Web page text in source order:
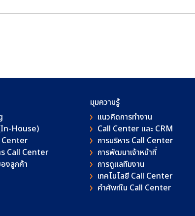
House)
Center
ร Call Center
งลูกค้า
มุมความรู้
แนวคิดการทำงาน
Call Center และ CRM
การบริหาร Call Center
การพัฒนาเจ้าหน้าที่
การดูแลทีมงาน
เทคโนโลยี Call Center
คําศัพท์ใน Call Center